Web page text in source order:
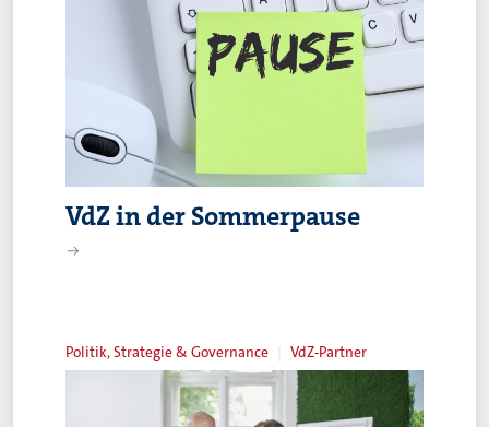
VdZ in der Sommerpause
Politik, Strategie & Governance VdZ-Partner